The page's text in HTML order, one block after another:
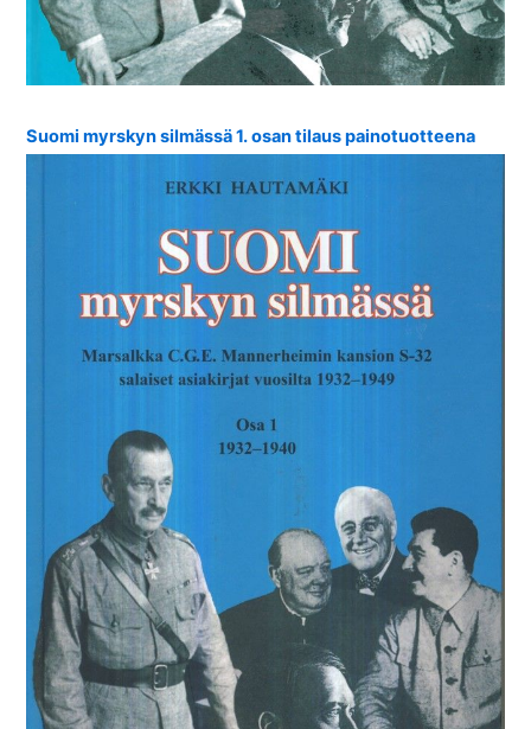
Suomi myrskyn silmässä 1. osan tilaus painotuotteena